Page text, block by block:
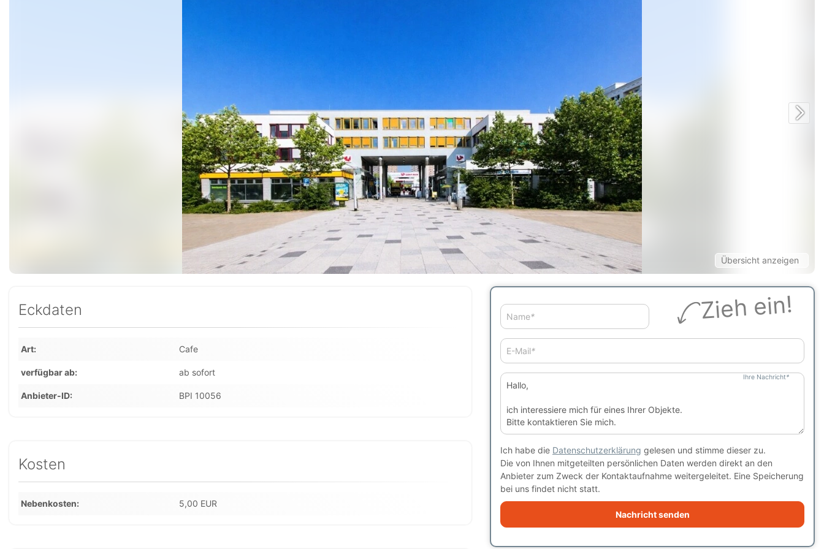
Übersicht anzeigen
Zieh ein!
Name*
E-Mail*
Ihre Nachricht*
Ich habe die Datenschutzerklärung gelesen und stimme dieser zu.
Die von Ihnen mitgeteilten persönlichen Daten werden direkt an den
Anbieter zum Zweck der Kontaktaufnahme weitergeleitet. Eine Speicherung
bei uns findet nicht statt.
Nachricht senden
Eckdaten
Art Cafe
verfügbar ab ab sofort
Anbieter-ID BPI 10056
Kosten
Nebenkosten 5,00 EUR